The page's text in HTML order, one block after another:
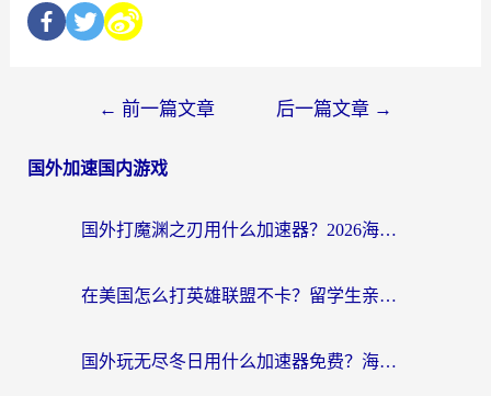
← 前一篇文章 后一篇文章 →
国外加速国内游戏
国外打魔渊之刃用什么加速器？2026海外玩家国服游戏加速全攻略（附闪耀暖暖&复苏的魔女避坑指南）
在美国怎么打英雄联盟不卡？留学生亲测的国服游戏加速全攻略
国外玩无尽冬日用什么加速器免费？海外党国服游戏加速避坑指南